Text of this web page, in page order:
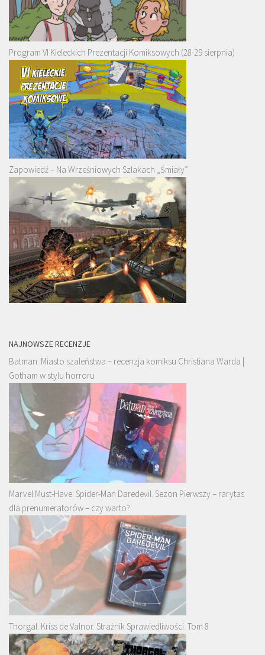
Program VI Kieleckich Prezentacji Komiksowych (28-29 sierpnia)
Zapowiedź – Na Wrześniowych Szlakach „Śmiały”
NAJNOWSZE RECENZJE
Batman. Miasto szaleństwa – recenzja komiksu Christiana Warda |
Gotham w stylu horroru
Marvel Must-Have: Spider-Man Daredevil. Sezon Pierwszy – rarytas
dla prenumeratorów – czy warto?
Thorgal. Kriss de Valnor. Strażnik Sprawiedliwości. Tom 8